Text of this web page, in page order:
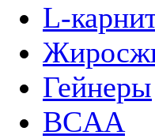
L-
Гейнеры
BCAA